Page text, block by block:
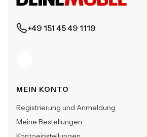
+49 151 45 49 1119
Fußzeilenmenü
MEIN KONTO
Registrierung und Anmeldung
Meine Bestellungen